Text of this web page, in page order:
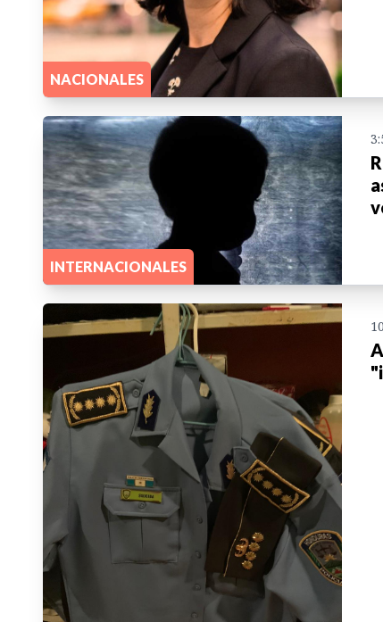
NACIONALES
INTERNACIONALES